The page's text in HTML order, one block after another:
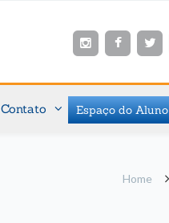
Contato Espaço do Aluno
Home